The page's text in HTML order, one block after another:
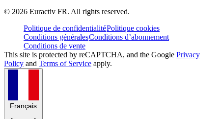
© 2026 Euractiv FR. All rights reserved.
Politique de confidentialitéPolitique cookies
Conditions généralesConditions d’abonnement
Conditions de vente
This site is protected by reCAPTCHA, and the Google Privacy
Policy and Terms of Service apply.
Français